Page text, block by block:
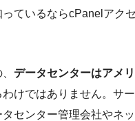
ているならcPanelアク
データセンターはアメ
けではありません。サ
センター管理会社やネ